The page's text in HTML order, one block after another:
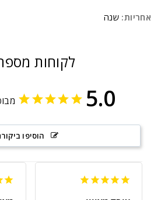
אחריות: שנה
לקוחות
5.0 מבוסס
הוסיפו